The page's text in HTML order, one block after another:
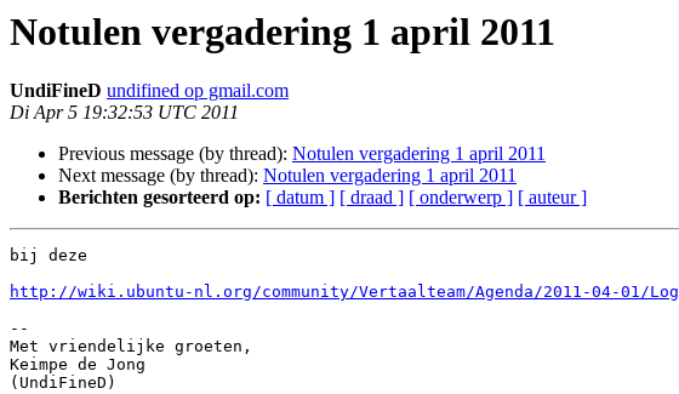
Notulen vergadering 1 april 2011
UndiFineD undifined op gmail.com
Di Apr 5 19:32:53 UTC 2011
Previous message (by thread): Notulen vergadering 1 april 2011
Next message (by thread): Notulen vergadering 1 april 2011
Berichten gesorteerd op: [ datum ] [ draad ] [ onderwerp ] [ auteur ]
bij deze
http://wiki.ubuntu-nl.org/community/Vertaalteam/Agenda/2011-04-01/Log
--
Met vriendelijke groeten,
Keimpe de Jong
(UndiFineD)